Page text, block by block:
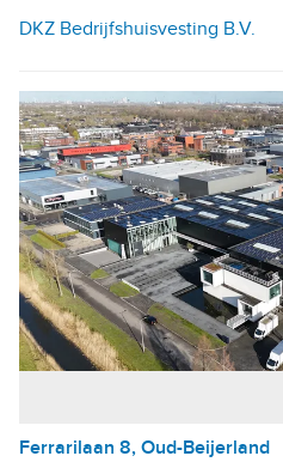
DKZ Bedrijfshuisvesting B.V.
Ferrarilaan 8, Oud-Beijerland